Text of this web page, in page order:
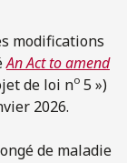
modifications
An Act to amend
de loi no 5 »)
2026.
de maladie